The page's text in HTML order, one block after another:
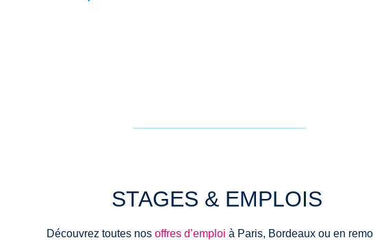
STAGES & EMPLOIS
Découvrez toutes nos offres d’emploi à Paris, Bordeaux ou en